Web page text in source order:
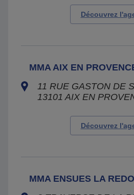
Découvrez
MMA AIX EN
11 RUE GASTON DE
13101 AIX EN
Découvrez
MMA ENSUES LA